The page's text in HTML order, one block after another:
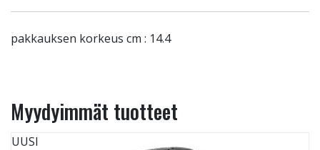
pakkauksen korkeus cm : 14.4
Myydyimmät tuotteet
UUSI